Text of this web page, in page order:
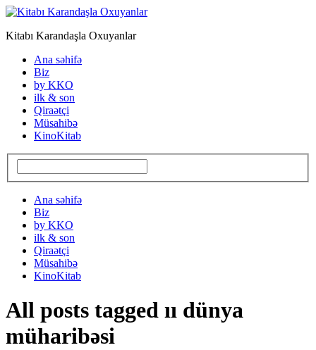
Kitabı Karandaşla Oxuyanlar
Ana səhifə
Biz
by KKO
ilk & son
Qiraətçi
Müsahibə
KinoKitab
Ana səhifə
Biz
by KKO
ilk & son
Qiraətçi
Müsahibə
KinoKitab
All posts tagged ıı dünya
müharibəsi